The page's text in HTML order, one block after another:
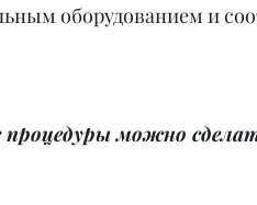
оборудованием и
можно